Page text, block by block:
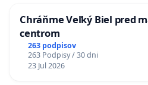
Chráňme Veľký Biel pred
centrom
263 podpisov
263 Podpisy / 30 dni
23 Jul 2026